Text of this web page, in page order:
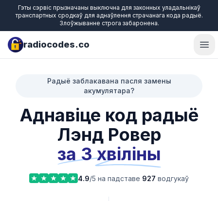
Гэты сэрвіс прызначаны выключна для законных уладальнікаў
транспартных сродкаў для аднаўлення страчанага кода радыё.
Злоўжыванне строга забаронена.
radiocodes.co
Радыё заблакавана пасля замены
акумулятара?
Аднавіце код радыё
Лэнд Ровер
за 3 хвіліны
4.9/5 на падставе 927 водгукаў